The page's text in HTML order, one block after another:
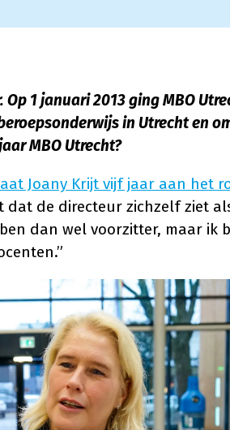
1 januari 2013 ging MBO
in Utrecht en
MBO Utrecht?
Joany Krijt vijf jaar aan het
dat de directeur zichzelf ziet
dan wel voorzitter, maar ik